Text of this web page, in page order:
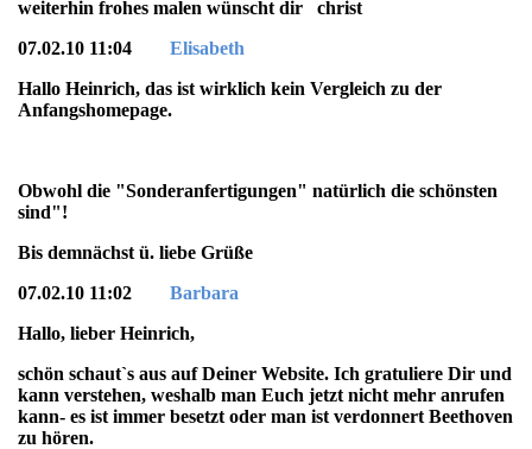
weiterhin frohes malen wünscht dir christ
07.02.10 11:04 Elisabeth
Hallo Heinrich, das ist wirklich kein Vergleich zu der
Anfangshomepage.
Obwohl die "Sonderanfertigungen" natürlich die schönsten
sind"!
Bis demnächst ü. liebe Grüße
07.02.10 11:02
Barbara
Hallo, lieber Heinrich,
schön schaut`s aus auf Deiner Website. Ich gratuliere Dir und
kann verstehen, weshalb man Euch jetzt nicht mehr anrufen
kann- es ist immer besetzt oder man ist verdonnert Beethoven
zu hören.